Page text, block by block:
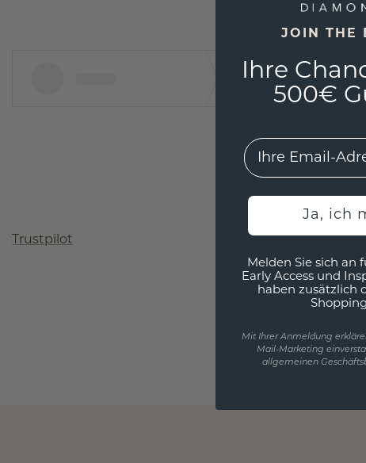
Trustpilot
JOIN THE
Ihre
500€
EMail
Ja, ich
Melden Sie sich an
Early Access und
haben zusätzlich
Mit Ihrer Anmeldung
Mail-Marketing
allgemeinen